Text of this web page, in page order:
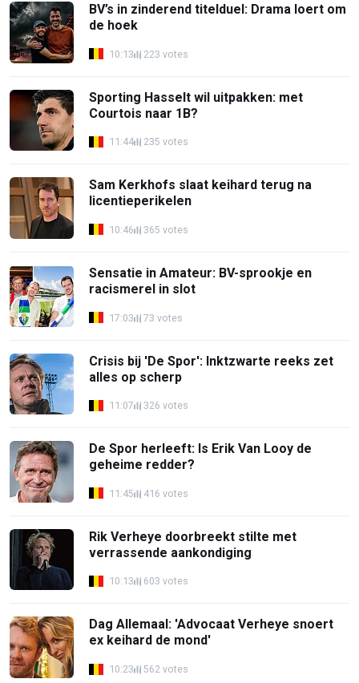
BV’s in zinderend titelduel: Drama loert om
de hoek
10:13 223 votes
Sporting Hasselt wil uitpakken: met
Courtois naar 1B?
11:44 235 votes
Sam Kerkhofs slaat keihard terug na
licentieperikelen
10:46 365 votes
Sensatie in Amateur: BV-sprookje en
racismerel in slot
17:03 73 votes
Crisis bij 'De Spor': Inktzwarte reeks zet
alles op scherp
11:07 326 votes
De Spor herleeft: Is Erik Van Looy de
geheime redder?
11:45 416 votes
Rik Verheye doorbreekt stilte met
verrassende aankondiging
10:13 603 votes
Dag Allemaal: 'Advocaat Verheye snoert
ex keihard de mond'
10:23 562 votes